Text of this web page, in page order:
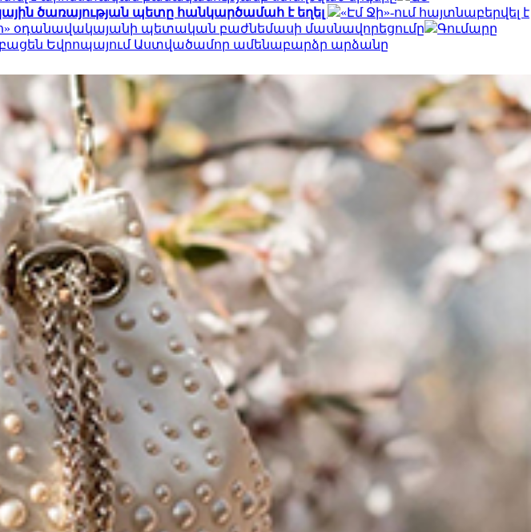
ծառայության պետը հանկարծամահ է եղել
«Էմ Ջի»-ում հայտնաբերվել է
օդանավակայանի պետական բաժնեմասի մասնավորեցումը
Գումարը
Եվրոպայում Աստվածամոր ամենաբարձր արձանը